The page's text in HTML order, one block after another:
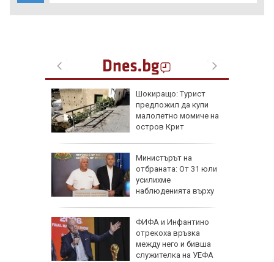
Шокиращо: Турист
предложил да купи
малолетно момиче на
остров Крит
Министърът на
отбраната: От 31 юли
усилихме
наблюденията върху
ФИФА и Инфантино
отрекоха връзка
между него и бивша
служителка на УЕФА